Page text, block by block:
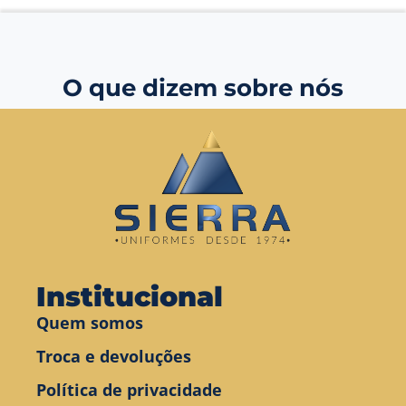
O que dizem sobre nós
Institucional
Quem somos
Troca e devoluções
Política de privacidade